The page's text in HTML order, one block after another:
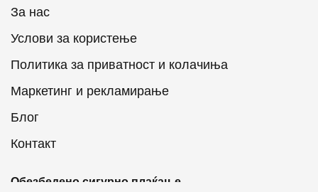
За нас
Услови за користење
Политика за приватност и колачиња
Маркетинг и рекламирање
Блог
Контакт
Обезбедено сигурно плаќање